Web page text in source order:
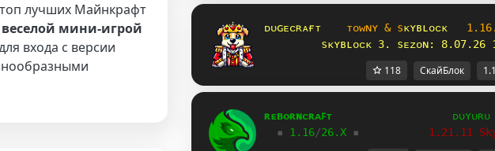
лучших Майнкрафт
веселой мини-игрой
входа с версии
ᴅᴜɢᴇᴄʀᴀғᴛ ᴛᴏᴡɴʏ & sᴋʏʙʟᴏᴄᴋ 1 . 16.
sᴋʏʙʟᴏᴄᴋ 3. sᴇᴢᴏɴ: 8.07.26
118 СкайБлок
ʀᴇʙᴏʀɴᴄʀᴀꜰᴛ
ᴅᴜʏᴜʀᴜ
▪
1.16/26.X ▪ 1.21.11